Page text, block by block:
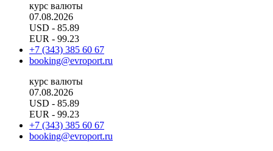
курс валюты
07.08.2026
USD - 85.89
EUR - 99.23
+7 (343) 385 60 67
booking@evroport.ru
курс валюты
07.08.2026
USD - 85.89
EUR - 99.23
+7 (343) 385 60 67
booking@evroport.ru